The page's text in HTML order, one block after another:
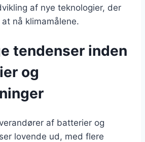
af nye teknologier, der
nå klimamålene.
tendenser inden
og
af batterier og
lovende ud, med flere